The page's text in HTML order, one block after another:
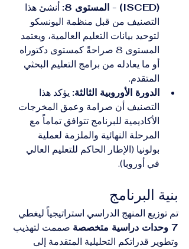
(ISCED) - المستوى 8:
أنشئ هذا
التصنيف من قبل منظمة اليونسكو
لتوحيد بيانات التعليم العالمية، ويعتمد
المستوى 8 صراحةً كمستوى دكتوراه
أو ما يعادله من برامج التعليم البحثي
المتقدم.
الدورة الأوروبية الثالثة: يؤكد هذا
التصنيف أن صرامة وعمق المخرجات
الأكاديمية للبرنامج تتوافق تماماً مع
المرحلة النهائية والملزمة لعملية
بولونيا (الإطار الحاكم للتعليم العالي
في أوروبا).
بنية البرنامج
تم توزيع المنهج الدراسي استراتيجياً ليغطي
7 وحدات دراسية متخصصة
صممت لتهذيب
وتطوير قدراتكم التحليلية المتقدمة إلى